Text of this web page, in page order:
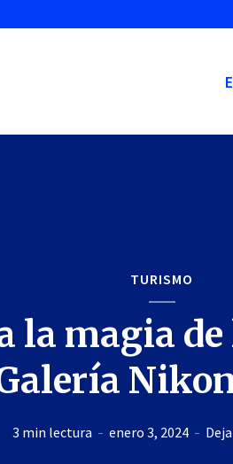
TURISMO
la magia
3 min lectura enero 3, 2024